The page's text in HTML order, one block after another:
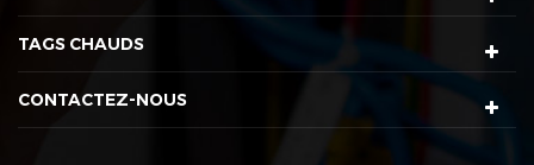
TAGS CHAUDS
CONTACTEZ-NOUS